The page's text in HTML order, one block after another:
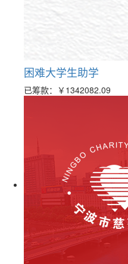
困难大学生助学
已筹款： ￥1342082.09